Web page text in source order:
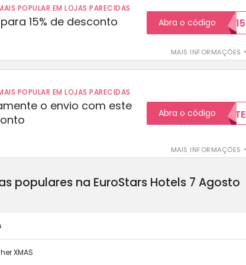
POPULAR EM LOJAS PARECIDAS
15% de desconto
MAIS INFORMAÇÕES
Abra o códigoRECEBER15
POPULAR EM LOJAS PARECIDAS
o envio com este
MAIS INFORMAÇÕES
Abra o código
GRATUITAMENTE
populares na EuroStars Hotels 7 Agosto
XMAS